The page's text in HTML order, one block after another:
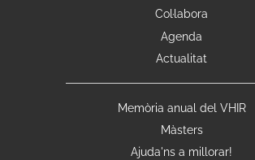
Col·labora
Agenda
Actualitat
Memòria anual del VHIR
Màsters
Ajuda'ns a millorar!